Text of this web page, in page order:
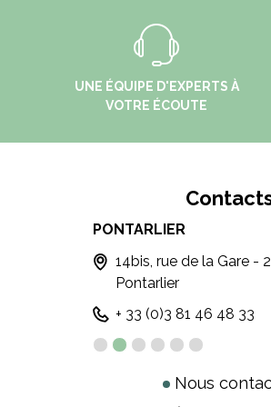
UNE ÉQUIPE D'EXPERTS À
VOTRE ÉCOUTE
PONTARLIER
14bis, rue de la Gare -
Pontarlier
+ 33 (0)3 81 46 48 33
Nous